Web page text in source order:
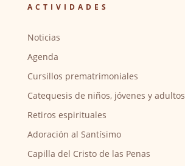
ACTIVIDADES
Noticias
Agenda
Cursillos prematrimoniales
Catequesis de niños, jóvenes y adultos
Retiros espirituales
Adoración al Santísimo
Capilla del Cristo de las Penas